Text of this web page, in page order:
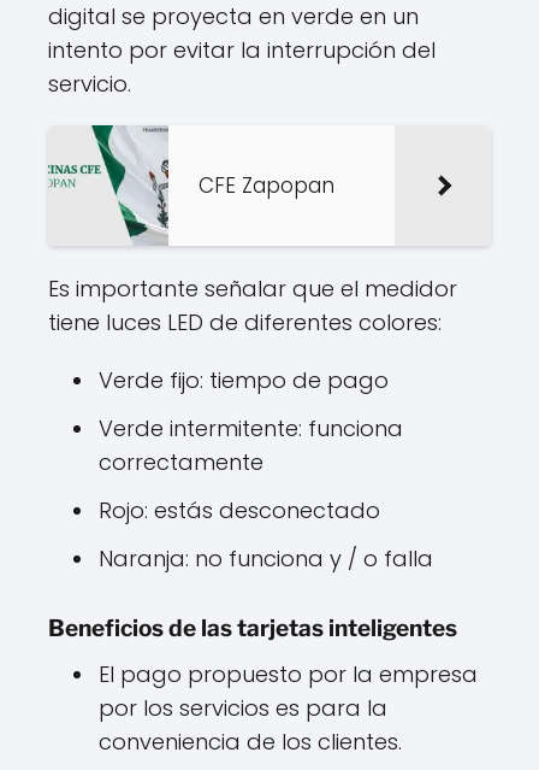
digital se proyecta en verde en un
intento por evitar la interrupción del
servicio.
CFE Zapopan
Es importante señalar que el medidor
tiene luces LED de diferentes colores:
Verde fijo: tiempo de pago
Verde intermitente: funciona
correctamente
Rojo: estás desconectado
Naranja: no funciona y / o falla
Beneficios de las tarjetas inteligentes
El pago propuesto por la empresa
por los servicios es para la
conveniencia de los clientes.